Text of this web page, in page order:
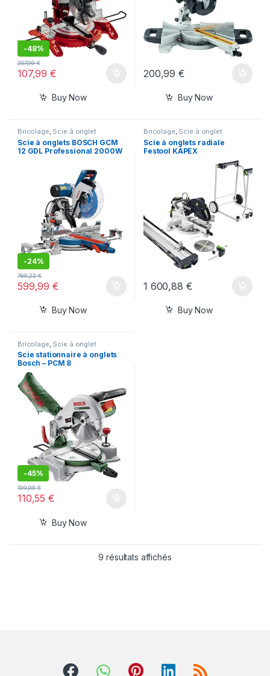
-48%
107,99€
207,99€
Buy Now
200,99€
Buy Now
Bricolage, Scie à onglet
Scie à onglets BOSCH GCM
12 GDL Professional 2000W
-24%
599,99€
785,22€
Buy Now
Bricolage, Scie à onglet
Scie à onglets radiale
Festool KAPEX
1 600,88 €
Buy Now
Bricolage Scie à onglet
Scie stationnaire à onglets
Bosch – PCM 8
-45%
110,55€
199,99€
Buy Now
9 résultats affichés